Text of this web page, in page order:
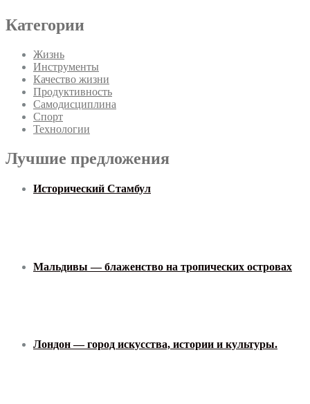
Категории
Жизнь
Инструменты
Качество жизни
Продуктивность
Самодисциплина
Спорт
Технологии
Лучшие предложения
Исторический Стамбул
Мальдивы — блаженство на тропических островах
Лондон — город искусства, истории и культуры.